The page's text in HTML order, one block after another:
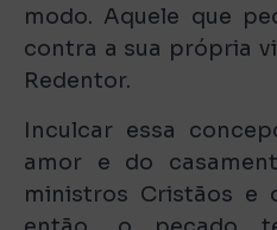
modo. Aquele que
contra a sua própria
Redentor.
Inculcar essa
amor e do
ministros Cristãos e